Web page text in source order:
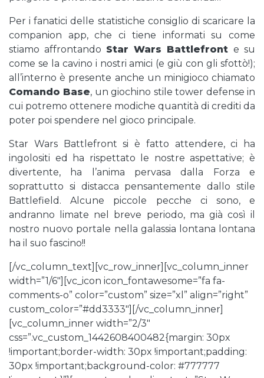
Per i fanatici delle statistiche consiglio di scaricare la
companion app, che ci tiene informati su come
stiamo affrontando Star Wars Battlefront e su
come se la cavino i nostri amici (e giù con gli sfottò!);
all’interno è presente anche un minigioco chiamato
Comando Base, un giochino stile tower defense in
cui potremo ottenere modiche quantità di crediti da
poter poi spendere nel gioco principale.
Star Wars Battlefront si è fatto attendere, ci ha
ingolositi ed ha rispettato le nostre aspettative; è
divertente, ha l’anima pervasa dalla Forza e
soprattutto si distacca pensantemente dallo stile
Battlefield. Alcune piccole pecche ci sono, e
andranno limate nel breve periodo, ma già così il
nostro nuovo portale nella galassia lontana lontana
ha il suo fascino!!
[/vc_column_text][vc_row_inner][vc_column_inner
width=”1/6″][vc_icon icon_fontawesome=”fa fa-
comments-o” color=”custom” size=”xl” align=”right”
custom_color=”#dd3333″][/vc_column_inner]
[vc_column_inner width=”2/3″
css=”.vc_custom_1442608400482{margin: 30px
!important;border-width: 30px !important;padding:
30px !important;background-color: #777777